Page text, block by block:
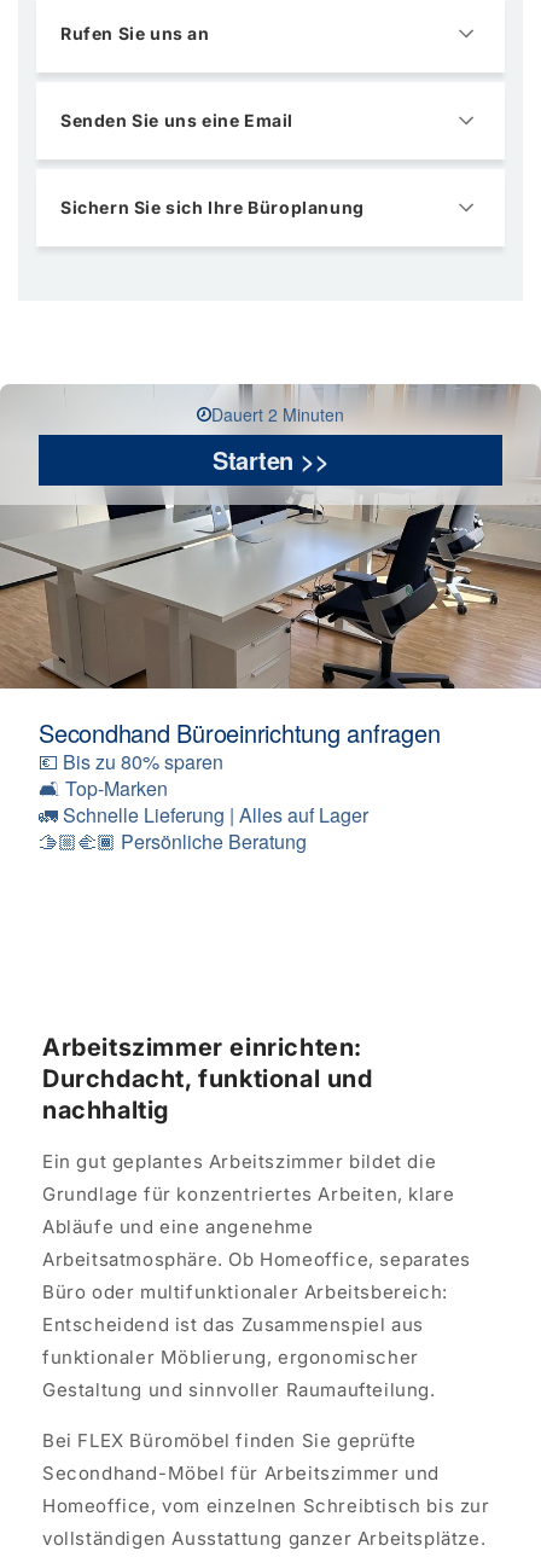
Rufen Sie uns an
Senden Sie uns eine Email
Sichern Sie sich Ihre Büroplanung
Arbeitszimmer einrichten:
Durchdacht, funktional und
nachhaltig
Ein gut geplantes Arbeitszimmer bildet die
Grundlage für konzentriertes Arbeiten, klare
Abläufe und eine angenehme
Arbeitsatmosphäre. Ob Homeoffice, separates
Büro oder multifunktionaler Arbeitsbereich:
Entscheidend ist das Zusammenspiel aus
funktionaler Möblierung, ergonomischer
Gestaltung und sinnvoller Raumaufteilung.
Bei FLEX Büromöbel finden Sie geprüfte
Secondhand-Möbel für Arbeitszimmer und
Homeoffice, vom einzelnen Schreibtisch bis zur
vollständigen Ausstattung ganzer Arbeitsplätze.